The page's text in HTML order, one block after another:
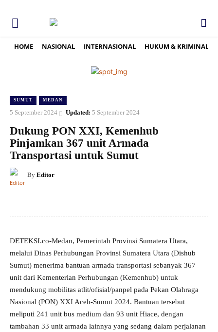
HOME NASIONAL INTERNASIONAL HUKUM & KRIMINAL
SUMUT MEDAN
5 September 2024 Updated: 5 September 2024
Dukung PON XXI, Kemenhub
Pinjamkan 367 unit Armada
Transportasi untuk Sumut
By Editor
DETEKSI.co-Medan, Pemerintah Provinsi Sumatera Utara,
melalui Dinas Perhubungan Provinsi Sumatera Utara (Dishub
Sumut) menerima bantuan armada transportasi sebanyak 367
unit dari Kementerian Perhubungan (Kemenhub) untuk
mendukung mobilitas atlit/ofisial/panpel pada Pekan Olahraga
Nasional (PON) XXI Aceh-Sumut 2024. Bantuan tersebut
meliputi 241 unit bus medium dan 93 unit Hiace, dengan
tambahan 33 unit armada lainnya yang sedang dalam perjalanan